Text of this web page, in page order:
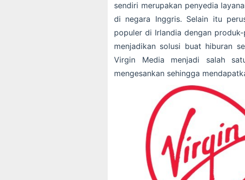
sendiri merupakan penyedia
di negara Inggris. Selain itu
populer di Irlandia dengan
menjadikan solusi buat hiburan
Virgin Media menjadi salah
mengesankan sehingga